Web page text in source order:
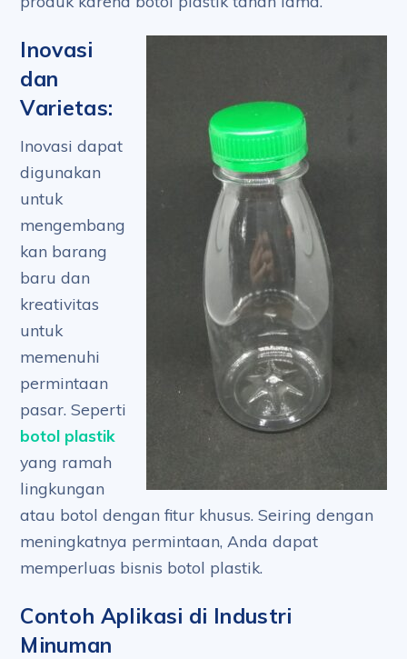
Inovasi
dan
Varietas:
Inovasi dapat
digunakan
untuk
mengembang
kan barang
baru dan
kreativitas
untuk
memenuhi
permintaan
pasar. Seperti
botol plastik
yang ramah
lingkungan
atau botol dengan fitur khusus. Seiring dengan
meningkatnya permintaan, Anda dapat
memperluas bisnis botol plastik.
Contoh Aplikasi di Industri
Minuman